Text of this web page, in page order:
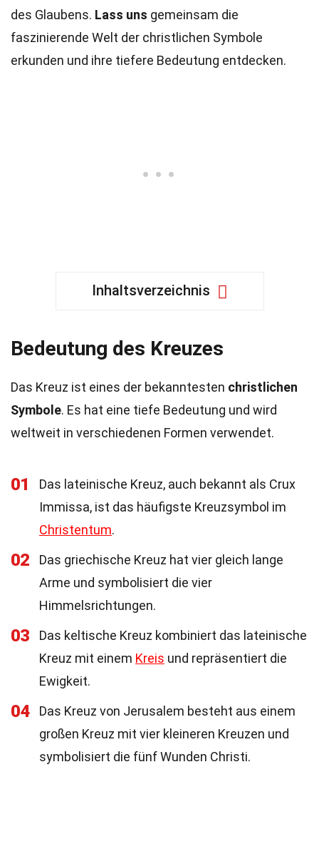
des Glaubens. Lass uns gemeinsam die
faszinierende Welt der christlichen Symbole
erkunden und ihre tiefere Bedeutung entdecken.
Inhaltsverzeichnis
Bedeutung des Kreuzes
Das Kreuz ist eines der bekanntesten christlichen
Symbole. Es hat eine tiefe Bedeutung und wird
weltweit in verschiedenen Formen verwendet.
01
Das lateinische Kreuz, auch bekannt als Crux
Immissa, ist das häufigste Kreuzsymbol im
Christentum.
02
Das griechische Kreuz hat vier gleich lange
Arme und symbolisiert die vier
Himmelsrichtungen.
03
Das keltische Kreuz kombiniert das lateinische
Kreuz mit einem Kreis und repräsentiert die
Ewigkeit.
04
Das Kreuz von Jerusalem besteht aus einem
großen Kreuz mit vier kleineren Kreuzen und
symbolisiert die fünf Wunden Christi.